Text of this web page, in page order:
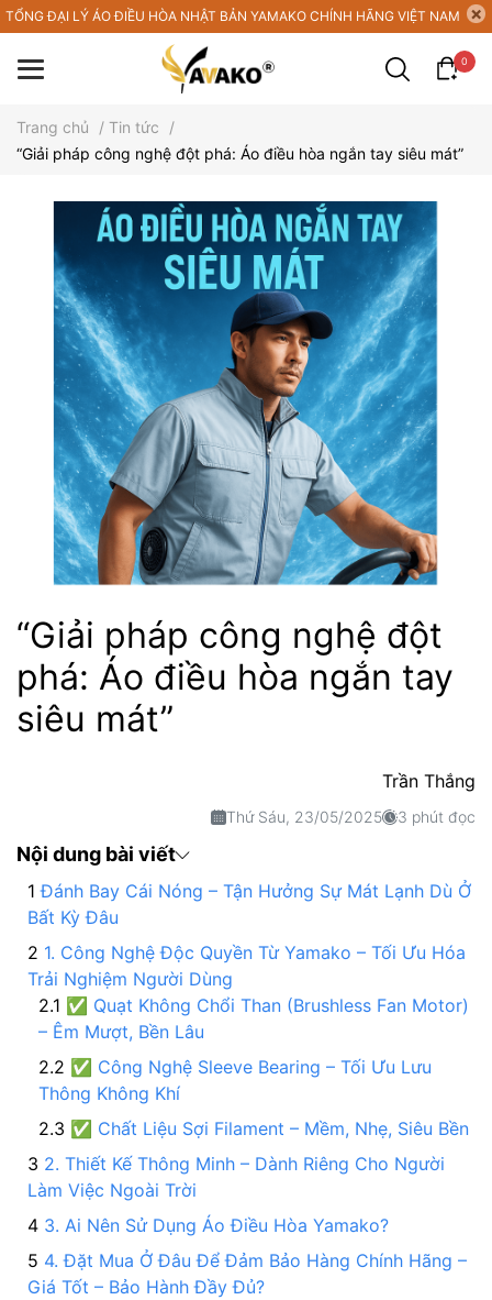
TỔNG ĐẠI LÝ ÁO ĐIỀU HÒA NHẬT BẢN YAMAKO CHÍNH HÃNG VIỆT NAM
0
Trang chủ / Tin tức
/
“Giải pháp công nghệ đột phá: Áo điều hòa ngắn tay siêu mát”
“Giải pháp công nghệ đột
phá: Áo điều hòa ngắn tay
siêu mát”
Trần Thắng
Thứ Sáu, 23/05/2025 3 phút đọc
Nội dung bài viết
Đánh Bay Cái Nóng – Tận Hưởng Sự Mát Lạnh Dù Ở
Bất Kỳ Đâu
1. Công Nghệ Độc Quyền Từ Yamako – Tối Ưu Hóa
Trải Nghiệm Người Dùng
✅ Quạt Không Chổi Than (Brushless Fan Motor)
– Êm Mượt, Bền Lâu
✅ Công Nghệ Sleeve Bearing – Tối Ưu Lưu
Thông Không Khí
✅ Chất Liệu Sợi Filament – Mềm, Nhẹ, Siêu Bền
2. Thiết Kế Thông Minh – Dành Riêng Cho Người
Làm Việc Ngoài Trời
3. Ai Nên Sử Dụng Áo Điều Hòa Yamako?
4. Đặt Mua Ở Đâu Để Đảm Bảo Hàng Chính Hãng –
Giá Tốt – Bảo Hành Đầy Đủ?